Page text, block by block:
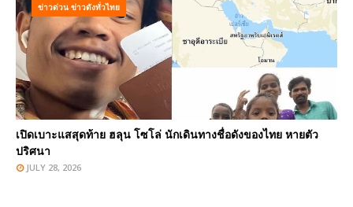
ข่าวด่วน ข่าวดังทั่วไทย
เปิดเบาะแสสุดท้าย ฮลุน โซโล่ นักเดินทางชื่อดังของไทย หายตัว
ปริศนา
JULY 28, 2026